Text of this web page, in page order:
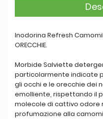
Inodorina Refresh
ORECCHIE.
Morbide Salviette
particolarmente indicate
gli occhi e le orecchie dei
emolliente, rispettando il
molecole di cattivo odore
profumazione alla